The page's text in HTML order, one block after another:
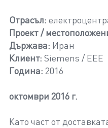
Отрасъл:
Проект /
Държава: Иран
Клиент: Siemens / EEE
Година: 2016
октомври 2016 г.
Като част от